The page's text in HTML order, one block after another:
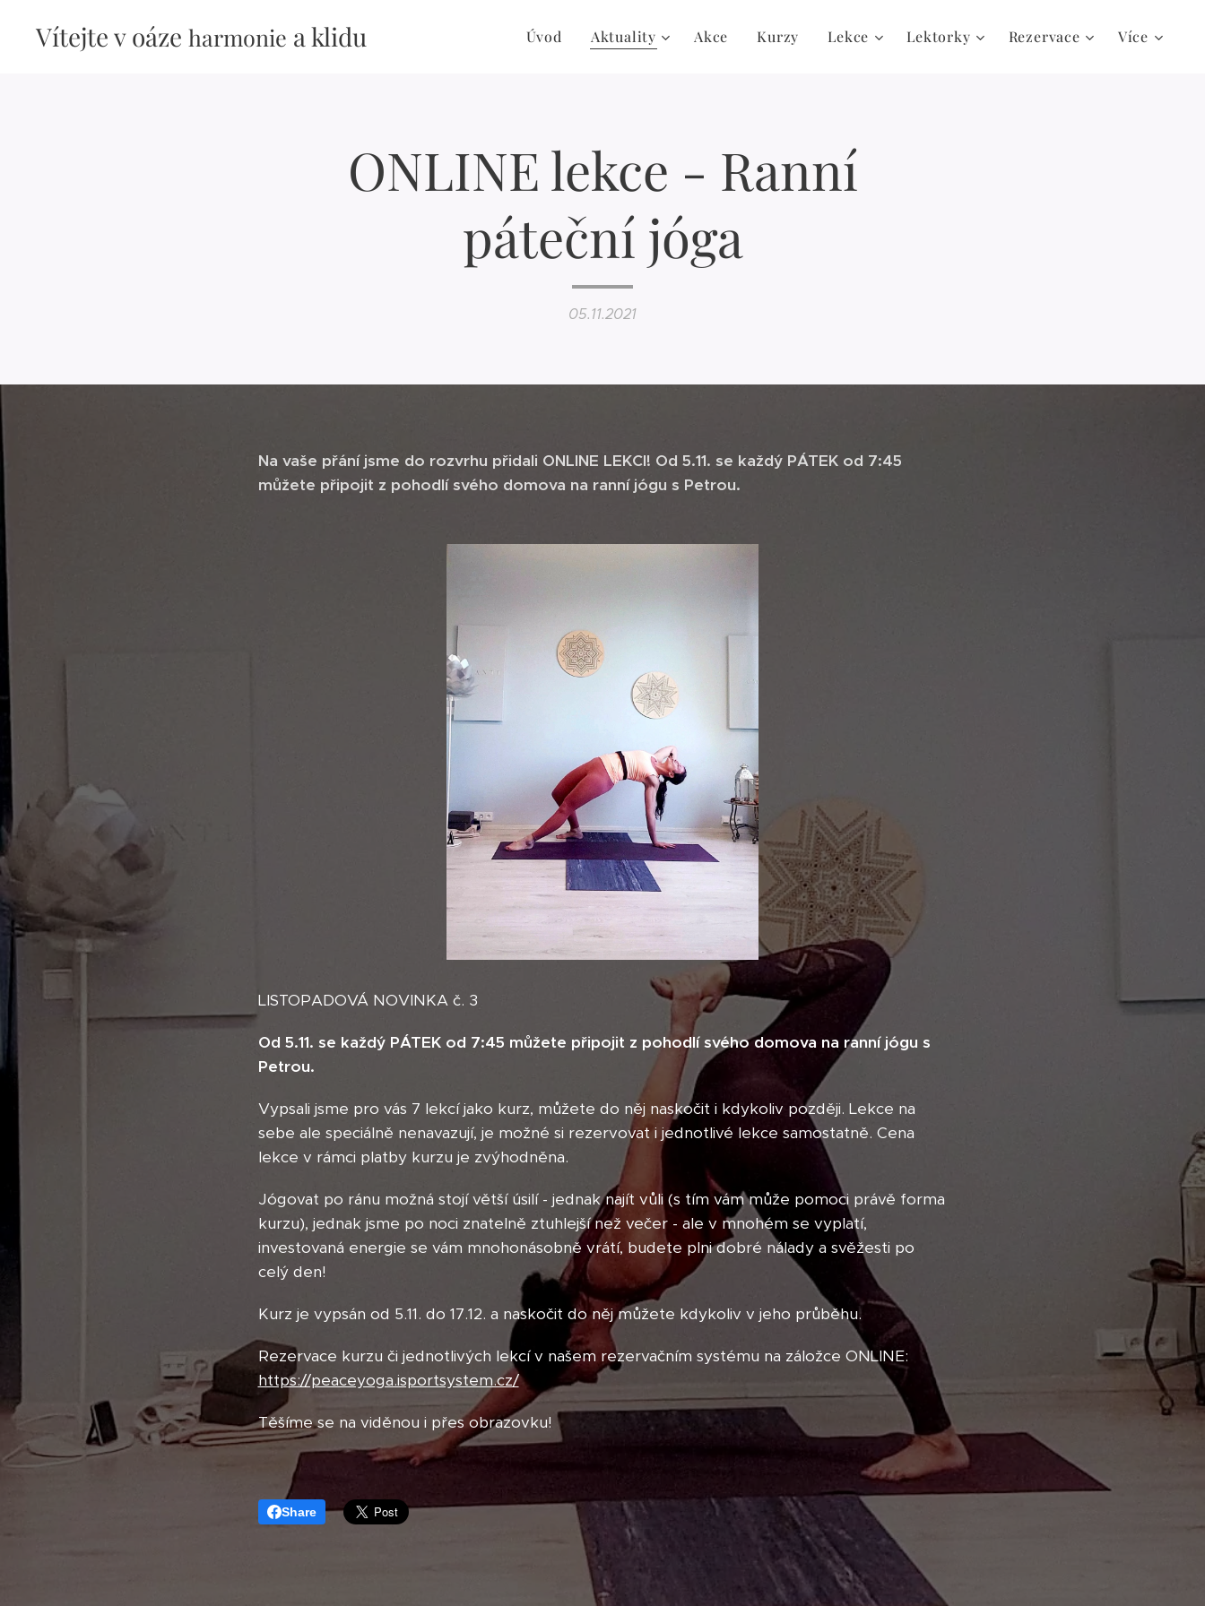
Vítejte v oáze harmonie a klidu Úvod Aktuality Akce Kurzy Lekce Lektorky Rezervace Více
ONLINE lekce - Ranní
páteční jóga
05.11.2021
Na vaše přání jsme do rozvrhu přidali ONLINE LEKCI! Od 5.11. se každý PÁTEK od 7:45
můžete připojit z pohodlí svého domova na ranní jógu s Petrou.
LISTOPADOVÁ NOVINKA č. 3
Od 5.11. se každý PÁTEK od 7:45 můžete připojit z pohodlí svého domova na ranní jógu s
Petrou.
Vypsali jsme pro vás 7 lekcí jako kurz, můžete do něj naskočit i kdykoliv později. Lekce na
sebe ale speciálně nenavazují, je možné si rezervovat i jednotlivé lekce samostatně. Cena
lekce v rámci platby kurzu je zvýhodněna.
Jógovat po ránu možná stojí větší úsilí - jednak najít vůli (s tím vám může pomoci právě forma
kurzu), jednak jsme po noci znatelně ztuhlejší než večer - ale v mnohém se vyplatí,
investovaná energie se vám mnohonásobně vrátí, budete plni dobré nálady a svěžesti po
celý den!
Kurz je vypsán od 5.11. do 17.12. a naskočit do něj můžete kdykoliv v jeho průběhu.
Rezervace kurzu či jednotlivých lekcí v našem rezervačním systému na záložce ONLINE:
https://peaceyoga.isportsystem.cz/
Těšíme se na viděnou i přes obrazovku!
Share